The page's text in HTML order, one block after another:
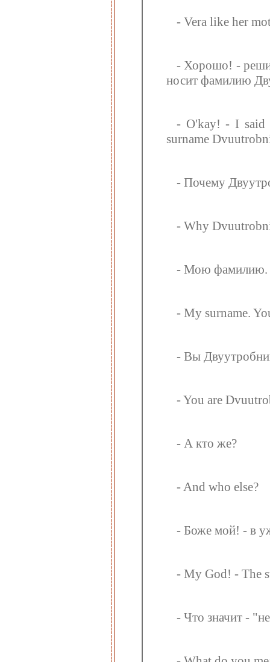
- Vera like her
- Хорошо! -
носит фамилию
- O'kay! - I said
surname
- Почему
- Why
- Мою фамилию.
- My surname.
- Вы
- You are
- А кто же?
- And who else?
- Боже мой! - в
- My God! - The
- Что значит -